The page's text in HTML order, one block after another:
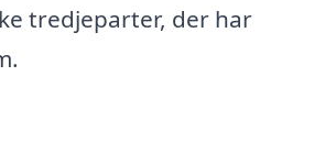
tredjeparter, der har